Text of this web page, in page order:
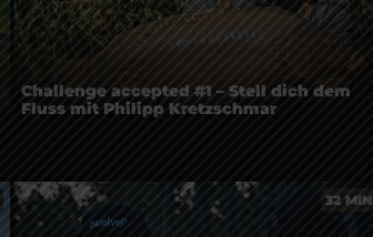
Challenge accepted #1 – Stell dich dem
Fluss mit Philipp Kretzschmar
32 MIN